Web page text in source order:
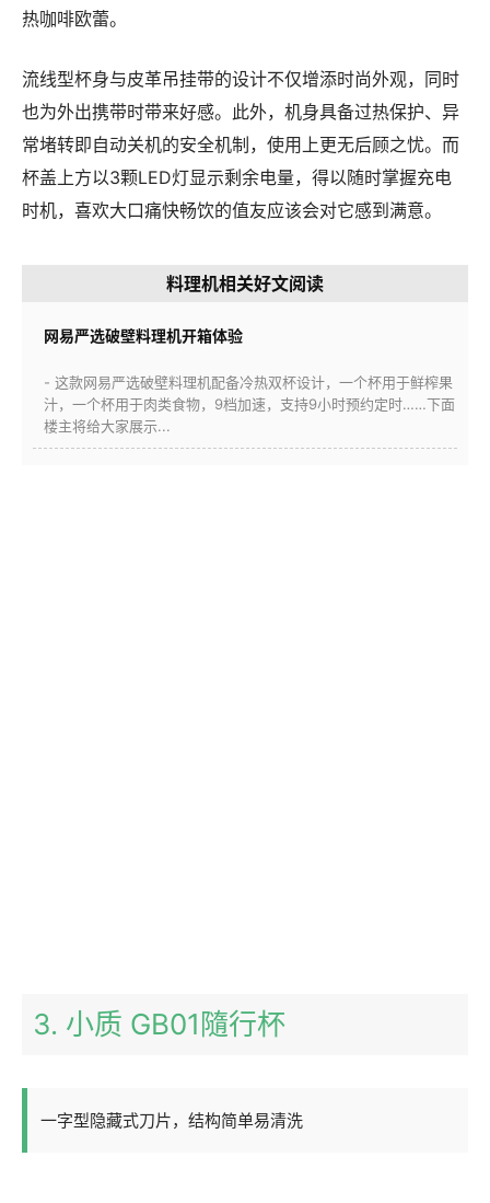
热咖啡欧蕾。
流线型杯身与皮革吊挂带的设计不仅增添时尚外观，同时
也为外出携带时带来好感。此外，机身具备过热保护、异
常堵转即自动关机的安全机制，使用上更无后顾之忧。而
杯盖上方以3颗LED灯显示剩余电量，得以随时掌握充电
时机，喜欢大口痛快畅饮的值友应该会对它感到满意。
料理机相关好文阅读
网易严选破壁料理机开箱体验
- 这款网易严选破壁料理机配备冷热双杯设计，一个杯用于鲜榨果
汁，一个杯用于肉类食物，9档加速，支持9小时预约定时……下面
楼主将给大家展示...
3. 小质 GB01隨行杯
一字型隐藏式刀片，结构简单易清洗